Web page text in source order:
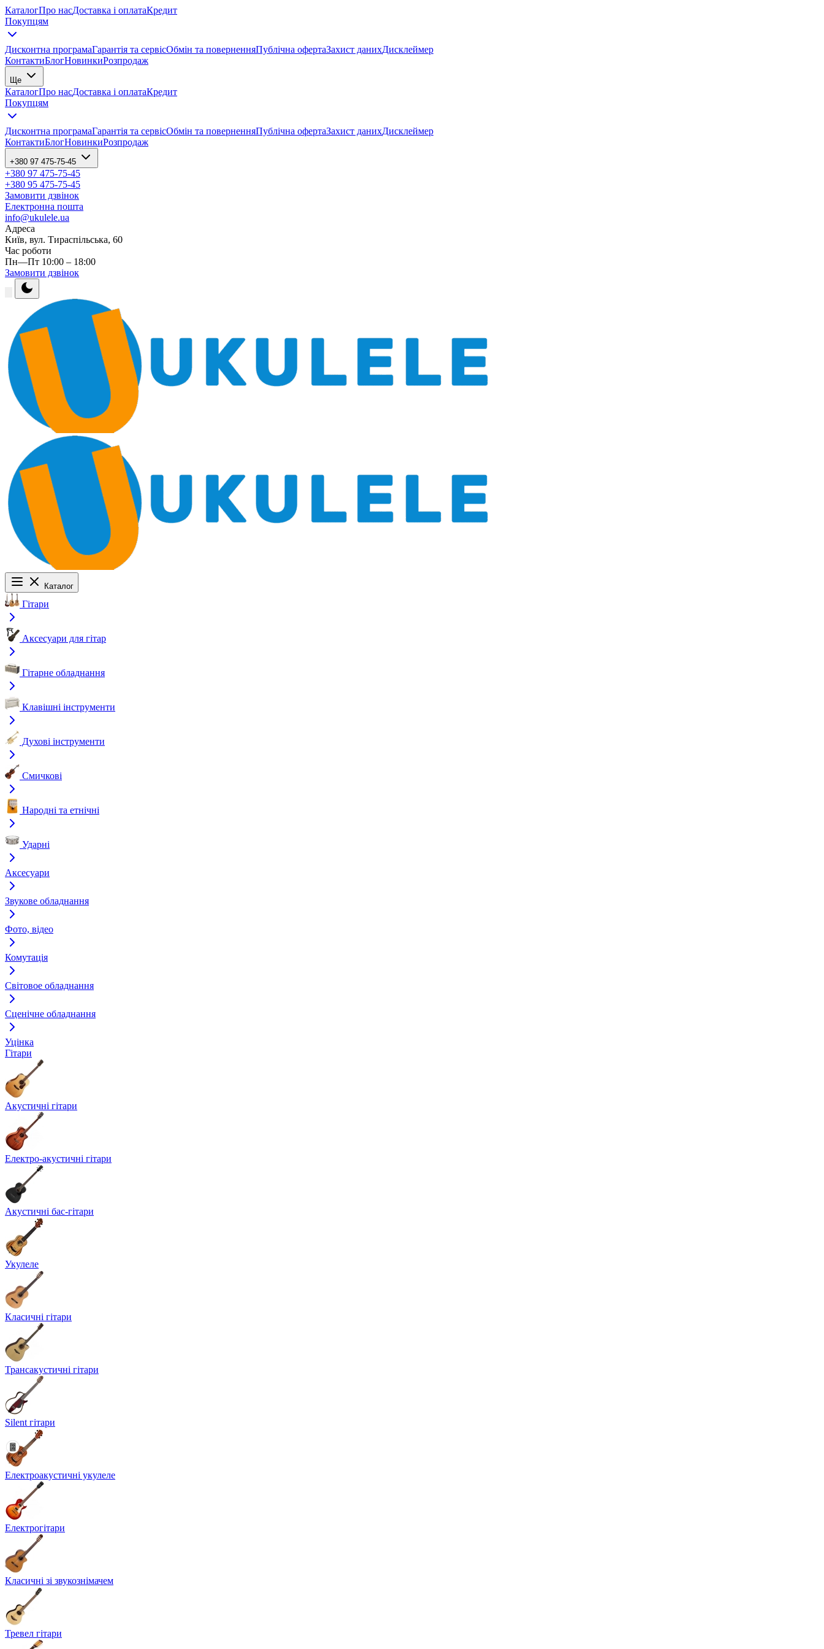
КаталогПро насДоставка і оплатаКредит
Покупцям
Дисконтна програмаГарантія та сервісОбмін та поверненняПублічна офертаЗахист данихДисклеймер
КонтактиБлогНовинкиРозпродаж
Ще
КаталогПро насДоставка і оплатаКредит
Покупцям
Дисконтна програмаГарантія та сервісОбмін та поверненняПублічна офертаЗахист данихДисклеймер
КонтактиБлогНовинкиРозпродаж
+380 97 475-75-45
+380 97 475-75-45
+380 95 475-75-45
Замовити дзвінок
Електронна пошта
info@ukulele.ua
Адреса
Київ, вул. Тираспільська, 60
Час роботи
Пн—Пт 10:00 – 18:00
Замовити дзвінок
Каталог
Гітари
Аксесуари для гітар
Гітарне обладнання
Клавішні інструменти
Духові інструменти
Смичкові
Народні та етнічні
Ударні
Аксесуари
Звукове обладнання
Фото, відео
Комутація
Світовое обладнання
Сценічне обладнання
Уцінка
Гітари
Акустичні гітари
Електро-акустичні гітари
Акустичні бас-гітари
Укулеле
Класичні гітари
Трансакустичні гітари
Silent гітари
Електроакустичні укулеле
Електрогітари
Класичні зі звукознімачем
Тревел гітари